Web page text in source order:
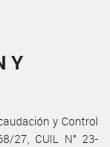
Y
y Control
27, CUIL N° 23-